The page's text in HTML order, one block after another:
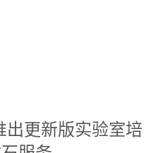
出更新版实验室培